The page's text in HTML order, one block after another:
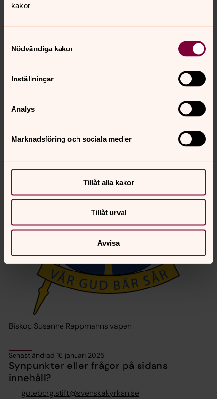
kakor.
Nödvändiga kakor
Inställningar
Analys
Marknadsföring och sociala medier
Tillåt alla kakor
Tillåt urval
Avvisa
seurakunnan komministerina. Hän on teologian tohtori ja
yliopistossa ja Bräcke Diakonissa.
Biskop Susanne Rappmanns vapen
Senast ändrad 16 januari 2025
Synpunkter eller frågor på sidans
innehåll?
goteborg.stift@svenskakyrkan.se